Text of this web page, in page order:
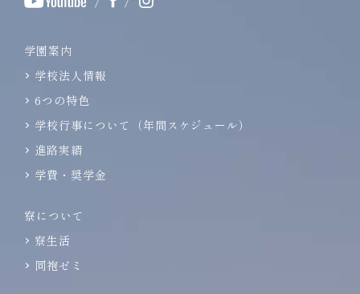
学園案内
学校法人情報
6つの特色
学校行事について（年間スケジュール）
進路実績
学費・奨学金
寮について
寮生活
同袍ゼミ